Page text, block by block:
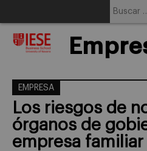
EMPRESA
Los riesgos de
órganos de
empresa familiar